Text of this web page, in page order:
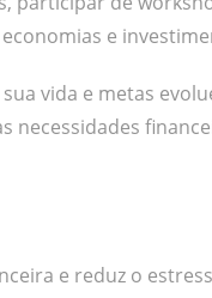
e
vida e metas
e reduz o